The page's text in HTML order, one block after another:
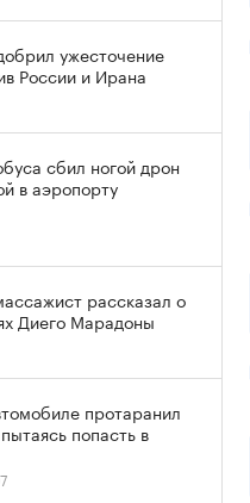
ужесточение
России и Ирана
сбил ногой дрон
в аэропорту
рассказал о
Диего Марадоны
протаранил
попасть в